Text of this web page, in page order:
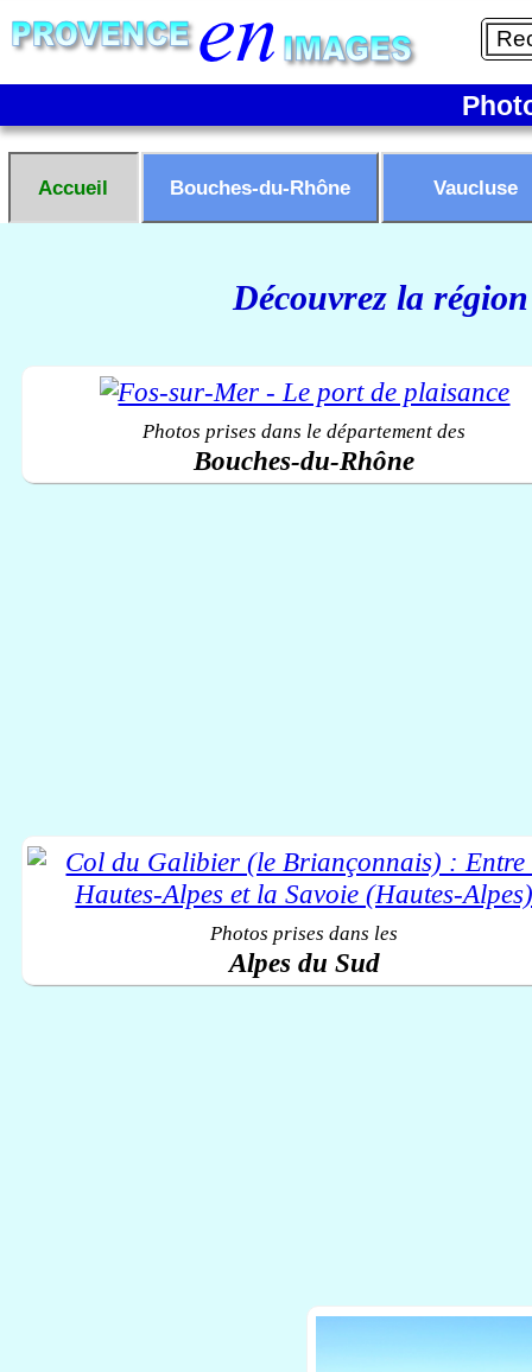
Accueil Bouches-du-Rhône Vaucluse
Découvrez la
Photos prises dans le département des
Bouches-du-Rhône
Photos prises dans les
Alpes du Sud